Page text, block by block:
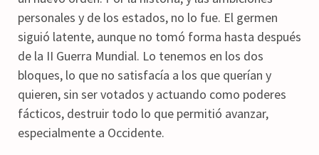
personales y de los estados, no lo fue. El germen
siguió latente, aunque no tomó forma hasta después
de la II Guerra Mundial. Lo tenemos en los dos
bloques, lo que no satisfacía a los que querían y
quieren, sin ser votados y actuando como poderes
fácticos, destruir todo lo que permitió avanzar,
especialmente a Occidente.